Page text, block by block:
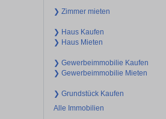
❯ Zimmer mieten
❯ Haus Kaufen
❯ Haus Mieten
❯ Gewerbeimmobilie Kaufen
❯ Gewerbeimmobilie Mieten
❯ Grundstück Kaufen
Alle Immobilien